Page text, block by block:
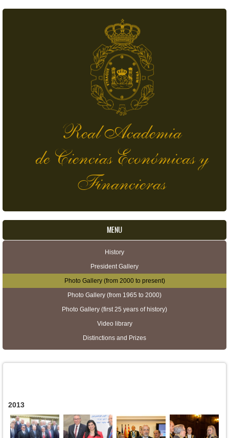
Real Academia
de Ciencias Económicas y
Financieras
MENU
History
President Gallery
Photo Gallery (from 2000 to present)
Photo Gallery (from 1965 to 2000)
Photo Gallery (first 25 years of history)
Video library
Distinctions and Prizes
2013